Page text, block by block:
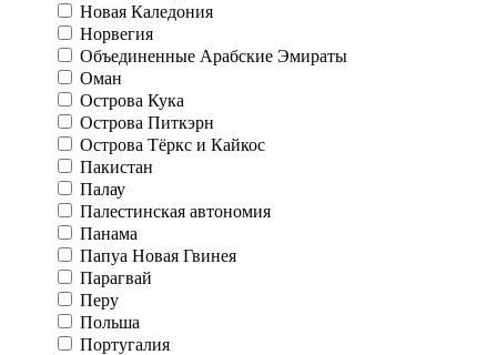
Новая Каледония
Норвегия
Объединенные Арабские Эмираты
Оман
Острова Кука
Острова Питкэрн
Острова Тёркс и Кайкос
Пакистан
Палау
Палестинская автономия
Панама
Папуа Новая Гвинея
Парагвай
Перу
Польша
Португалия